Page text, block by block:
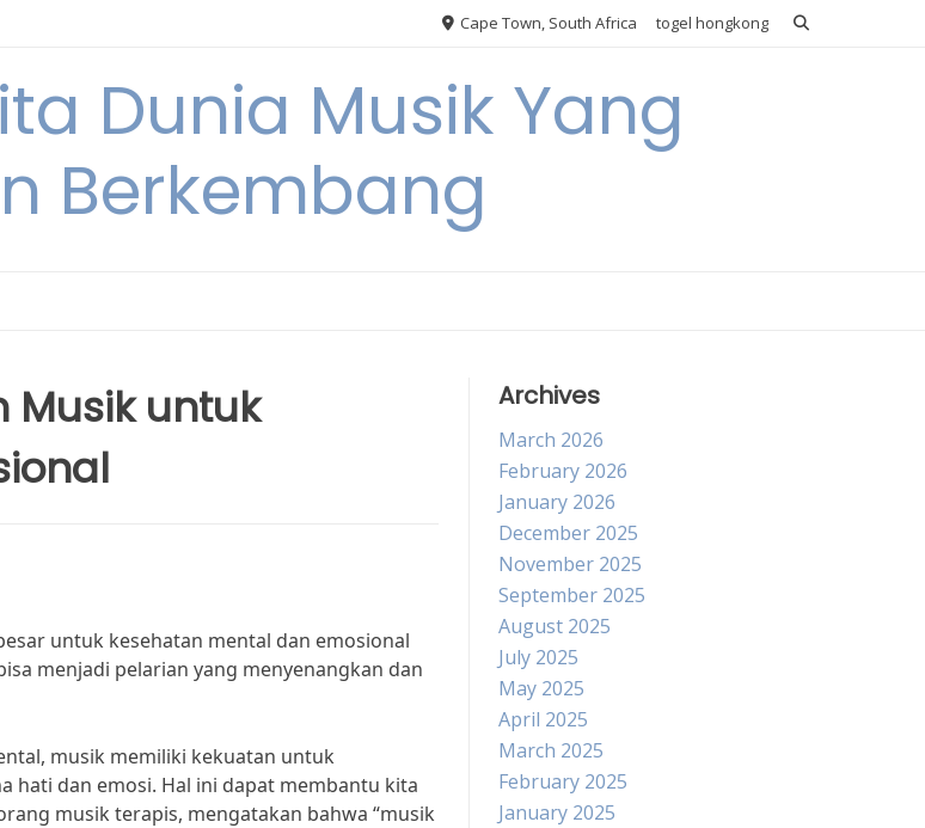
Cape Town, South Africa togel hongkong
Dunia Musik Yang
Berkembang
Musik untuk
untuk kesehatan mental dan emosional
menjadi pelarian yang menyenangkan dan
musik memiliki kekuatan untuk
hati dan emosi. Hal ini dapat membantu kita
musik terapis, mengatakan bahwa “musik
Archives
March 2026
February 2026
January 2026
December 2025
November 2025
September 2025
August 2025
July 2025
May 2025
April 2025
March 2025
February 2025
January 2025